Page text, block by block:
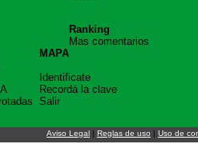
Ranking
Mas comentarios
MAPA
Identificate
Recordá la clave
Salir
Aviso Legal | Reglas de uso | Uso de